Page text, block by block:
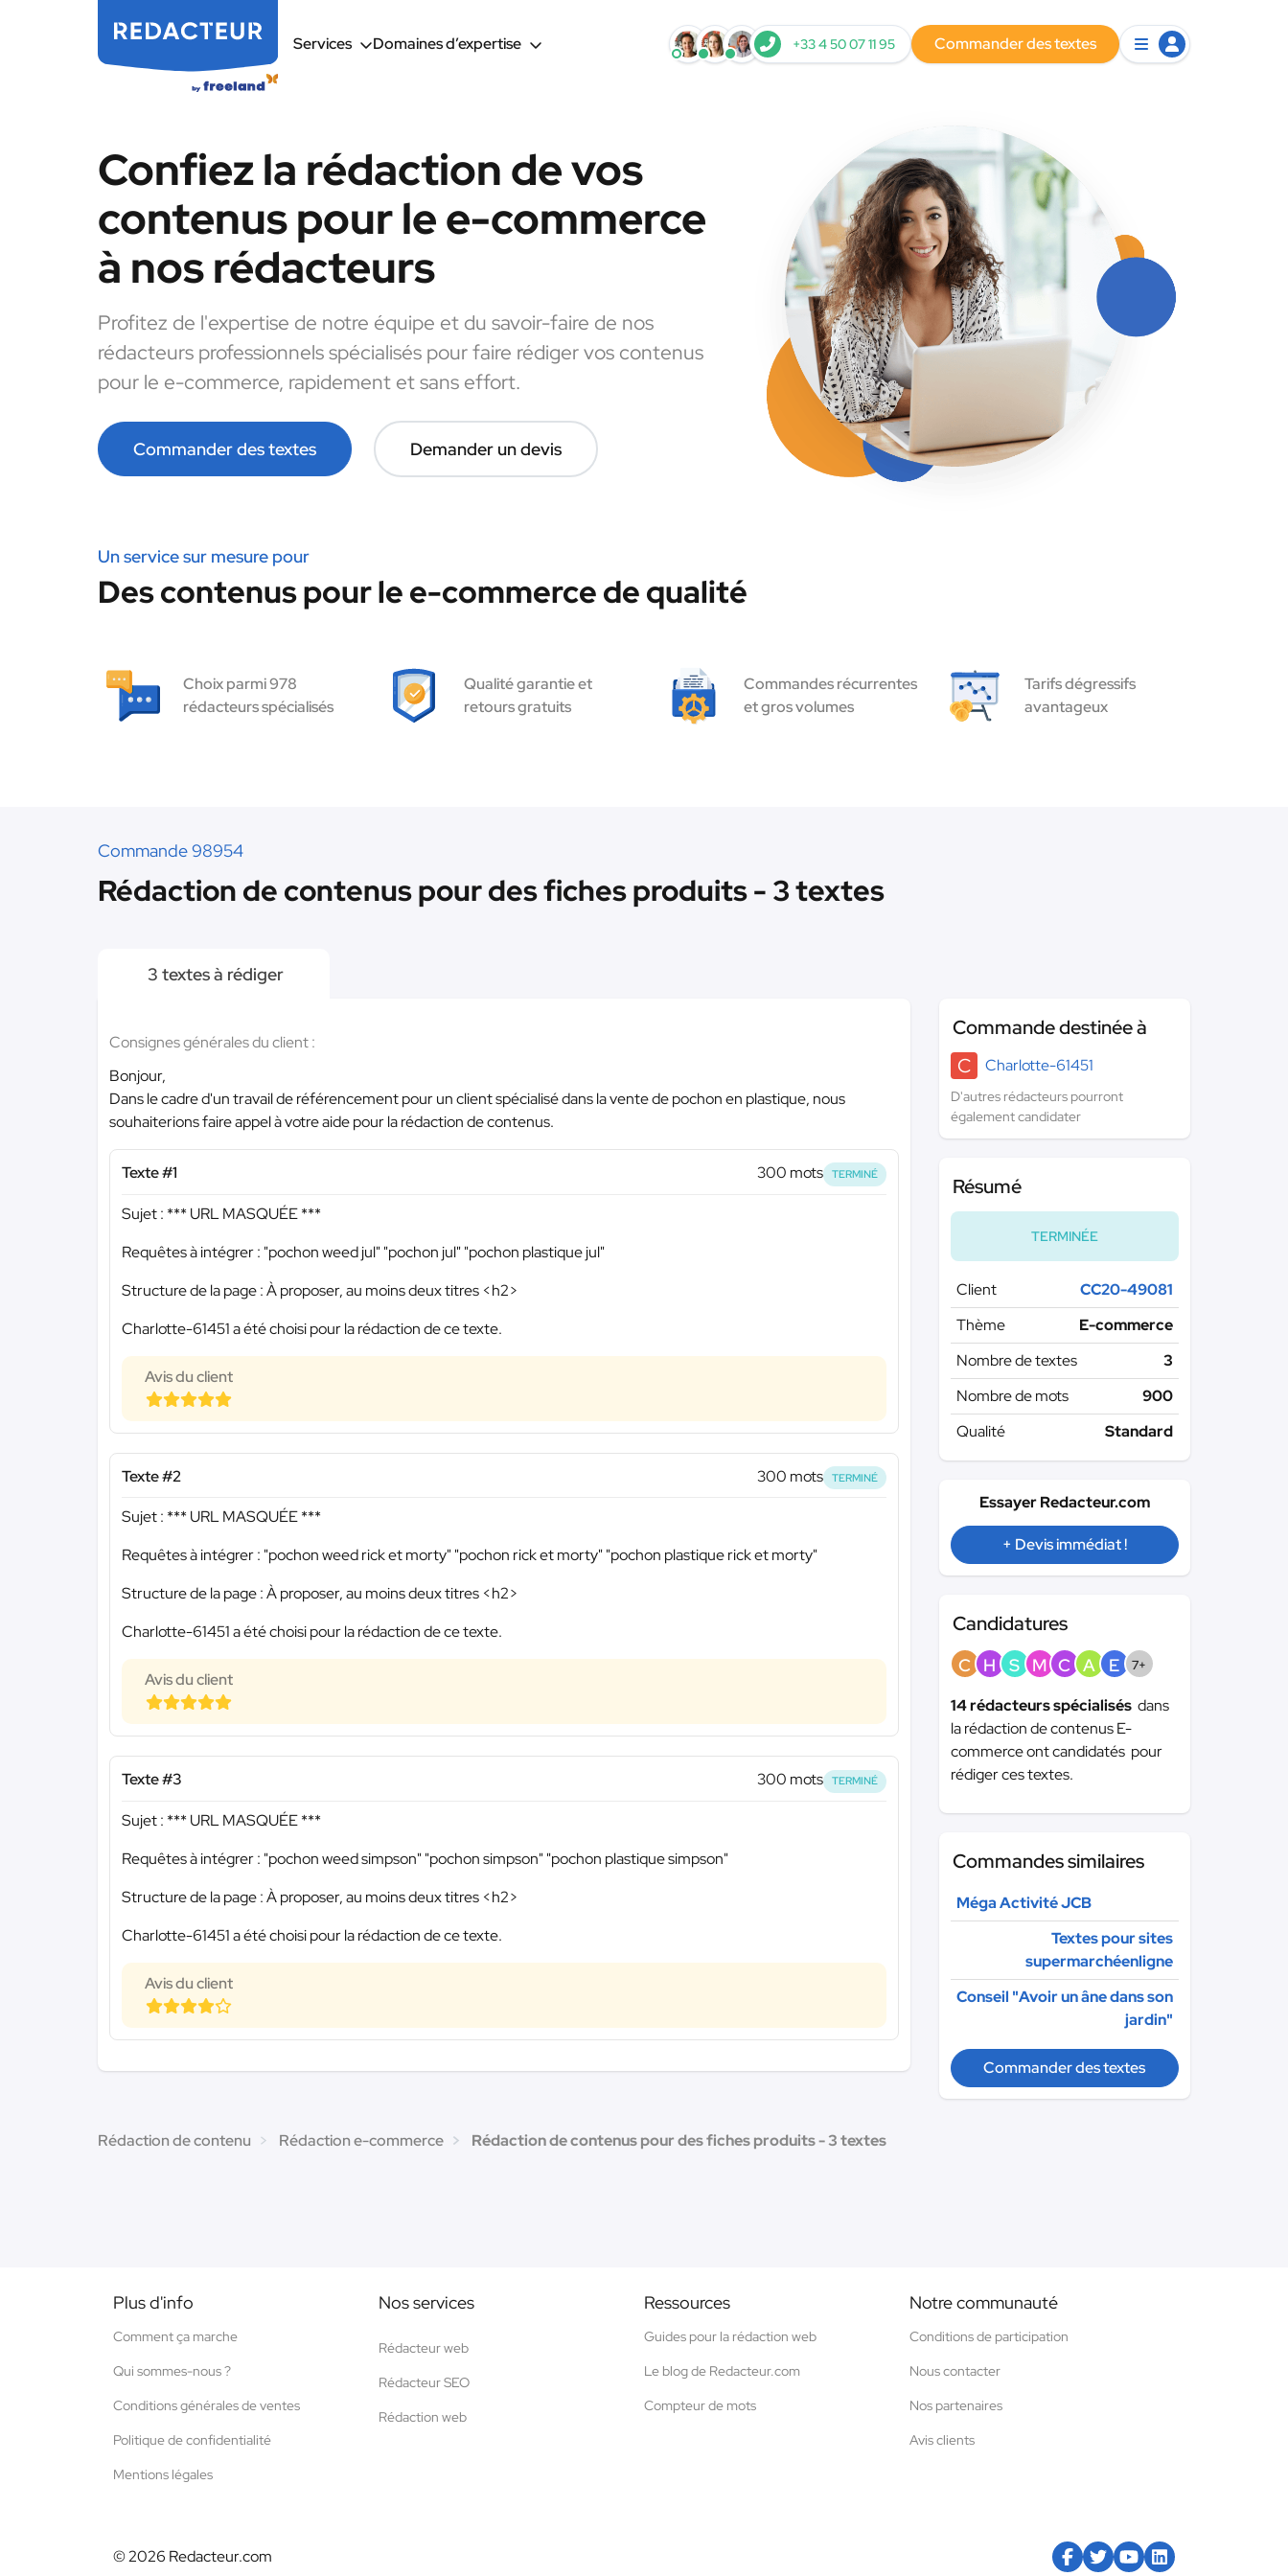
Services Domaines d’expertise +33 4 50 07 11 95 Commander des textes
Confiez la rédaction de vos
contenus pour le e-commerce
à nos rédacteurs
Profitez de l'expertise de notre équipe et du savoir-faire de nos
rédacteurs professionnels spécialisés pour faire rédiger vos contenus
pour le e-commerce, rapidement et sans effort.
Commander des textes Demander un devis
Un service sur mesure pour
Des contenus pour le e-commerce de qualité
Choix parmi 978
rédacteurs spécialisés
Qualité garantie et
retours gratuits
Commandes récurrentes
et gros volumes
Tarifs dégressifs
avantageux
Commande 98954
Rédaction de contenus pour des fiches produits - 3 textes
3 textes à rédiger
Consignes générales du client :
Bonjour,
Dans le cadre d'un travail de référencement pour un client spécialisé dans la vente de pochon en plastique, nous
souhaiterions faire appel à votre aide pour la rédaction de contenus.
Texte #1 300 mots TERMINÉ
Sujet : *** URL MASQUÉE ***
Requêtes à intégrer : "pochon weed jul" "pochon jul" "pochon plastique jul"
Structure de la page : À proposer, au moins deux titres <h2>
Charlotte-61451 a été choisi pour la rédaction de ce texte.
Avis du client
Texte #2 300 mots TERMINÉ
Sujet : *** URL MASQUÉE ***
Requêtes à intégrer : "pochon weed rick et morty" "pochon rick et morty" "pochon plastique rick et morty"
Structure de la page : À proposer, au moins deux titres <h2>
Charlotte-61451 a été choisi pour la rédaction de ce texte.
Avis du client
Texte #3 300 mots TERMINÉ
Sujet : *** URL MASQUÉE ***
Requêtes à intégrer : "pochon weed simpson" "pochon simpson" "pochon plastique simpson"
Structure de la page : À proposer, au moins deux titres <h2>
Charlotte-61451 a été choisi pour la rédaction de ce texte.
Avis du client
Commande destinée à
C
Charlotte-61451
D'autres rédacteurs pourront
également candidater
Résumé
TERMINÉE
Client
CC20-49081
Thème
E-commerce
Nombre de textes
3
Nombre de mots
900
Qualité
Standard
Essayer Redacteur.com
+ Devis immédiat !
Candidatures
C H S M C A E 7+
14 rédacteurs spécialisés dans
la rédaction de contenus E-
commerce ont candidatés pour
rédiger ces textes.
Commandes similaires
Méga Activité JCB
Textes pour sites
supermarchéenligne
Conseil "Avoir un âne dans son
jardin"
Commander des textes
Rédaction de contenu Rédaction e-commerce Rédaction de contenus pour des fiches produits - 3 textes
Plus d'info
Comment ça marche
Qui sommes-nous ?
Conditions générales de ventes
Politique de confidentialité
Mentions légales
Nos services
Rédacteur web
Rédacteur SEO
Rédaction web
Ressources
Guides pour la rédaction web
Le blog de Redacteur.com
Compteur de mots
Notre communauté
Conditions de participation
Nous contacter
Nos partenaires
Avis clients
© 2026 Redacteur.com